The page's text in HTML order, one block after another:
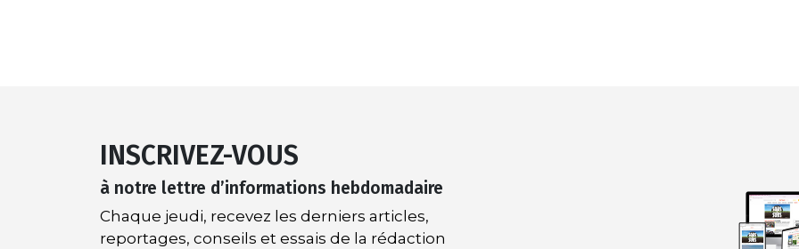
INSCRIVEZ-VOUS
à notre lettre d’informations hebdomadaire
Chaque jeudi, recevez les derniers articles,
reportages, conseils et essais de la rédaction